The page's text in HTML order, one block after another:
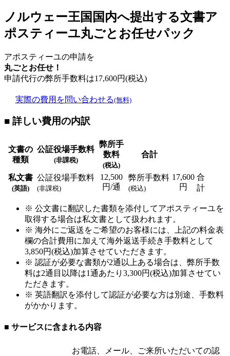
ノルウェー王国国内へ提出する文書ア
ポスティーユ丸ごとお任せパック
アポスティーユの申請を
丸ごとお任せ！
申請代行の弊所手数料は17,600円(税込)
実際の費用を問い合わせる(無料)
■ 詳しい費用の内訳
文書の
種類
公証役場手数料
(非課税)
弊所手
数料
(税込)
合計
私文書
(英語)
公証役場手数料
(非課税)
12,500
円/通
弊所手数料
(税込)
17,600
円
合
計
※ 公文書に翻訳した書類を添付してアポスティーユを
取得する場合は私文書として扱われます。
※ 海外にご返送をご希望のお客様には、上記の料金表
欄の合計費用に加えて海外返送手続き手数料として
3,850円(税込)加算させていただきます。
※ 認証が必要な書類が2通以上ある場合は、弊所手数
料は2通目以降は1通あたり3,300円(税込)加算させてい
ただきます。
※ 英語翻訳を添付して認証が必要な方は別途、手数料
がかかります。
■ サービスに含まれる内容
お電話、メール、ご来所いただいての認